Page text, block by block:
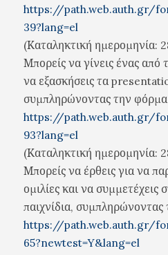
https://path.web.auth.gr/
39?lang=el
(Καταληκτική
Μπορείς να γίνεις ένας από
να εξασκήσεις τα
συμπληρώνοντας την
https://path.web.auth.gr/
93?lang=el
(Καταληκτική
Μπορείς να έρθεις για να
ομιλίες και να συμμετέχεις
παιχνίδια,
https://path.web.auth.gr/
65?newtest=Y&lang=el